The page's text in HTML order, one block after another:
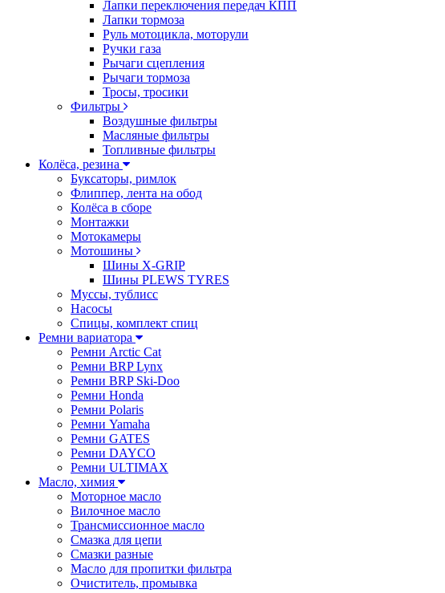
Лапки переключения передач КПП
Лапки тормоза
Руль мотоцикла, моторули
Ручки газа
Рычаги сцепления
Рычаги тормоза
Тросы, тросики
Фильтры
Воздушные фильтры
Масляные фильтры
Топливные фильтры
Колёса, резина
Буксаторы, римлок
Флиппер, лента на обод
Колёса в сборе
Монтажки
Мотокамеры
Мотошины
Шины X-GRIP
Шины PLEWS TYRES
Муссы, тублисс
Насосы
Спицы, комплект спиц
Ремни вариатора
Ремни Arctic Cat
Ремни BRP Lynx
Ремни BRP Ski-Doo
Ремни Honda
Ремни Polaris
Ремни Yamaha
Ремни GATES
Ремни DAYCO
Ремни ULTIMAX
Масло, химия
Моторное масло
Вилочное масло
Трансмиссионное масло
Смазка для цепи
Смазки разные
Масло для пропитки фильтра
Очиститель, промывка